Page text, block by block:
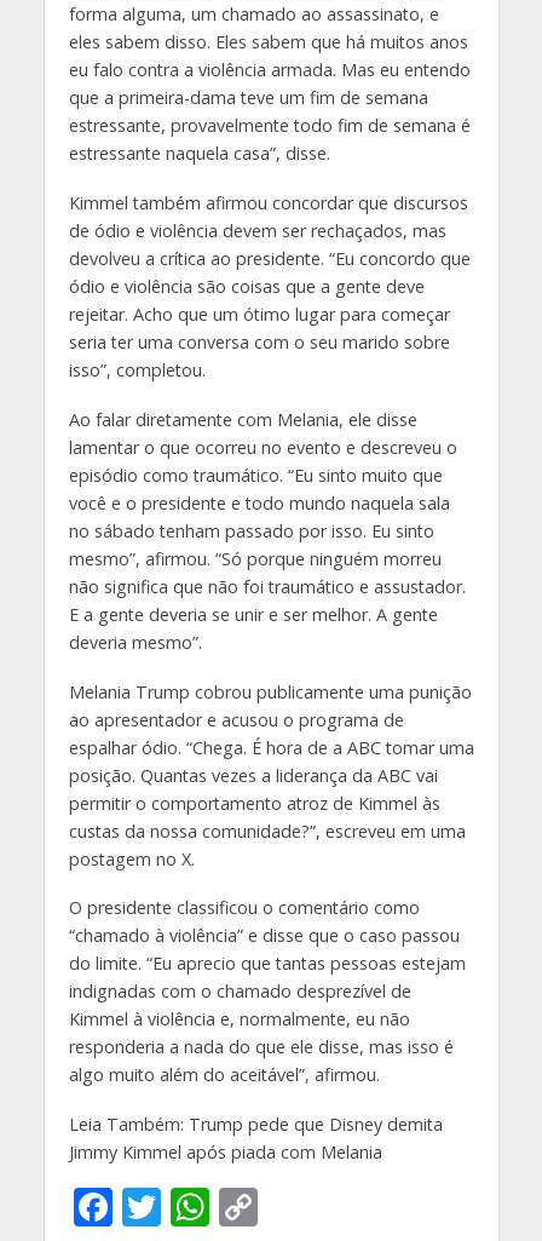
forma alguma, um chamado ao assassinato, e
eles sabem disso. Eles sabem que há muitos anos
eu falo contra a violência armada. Mas eu entendo
que a primeira-dama teve um fim de semana
estressante, provavelmente todo fim de semana é
estressante naquela casa”, disse.
Kimmel também afirmou concordar que discursos
de ódio e violência devem ser rechaçados, mas
devolveu a crítica ao presidente. “Eu concordo que
ódio e violência são coisas que a gente deve
rejeitar. Acho que um ótimo lugar para começar
seria ter uma conversa com o seu marido sobre
isso”, completou.
Ao falar diretamente com Melania, ele disse
lamentar o que ocorreu no evento e descreveu o
episódio como traumático. “Eu sinto muito que
você e o presidente e todo mundo naquela sala
no sábado tenham passado por isso. Eu sinto
mesmo”, afirmou. “Só porque ninguém morreu
não significa que não foi traumático e assustador.
E a gente deveria se unir e ser melhor. A gente
deveria mesmo”.
Melania Trump cobrou publicamente uma punição
ao apresentador e acusou o programa de
espalhar ódio. “Chega. É hora de a ABC tomar uma
posição. Quantas vezes a liderança da ABC vai
permitir o comportamento atroz de Kimmel às
custas da nossa comunidade?”, escreveu em uma
postagem no X.
O presidente classificou o comentário como
“chamado à violência” e disse que o caso passou
do limite. “Eu aprecio que tantas pessoas estejam
indignadas com o chamado desprezível de
Kimmel à violência e, normalmente, eu não
responderia a nada do que ele disse, mas isso é
algo muito além do aceitável”, afirmou.
Leia Também: Trump pede que Disney demita
Jimmy Kimmel após piada com Melania
F T W C